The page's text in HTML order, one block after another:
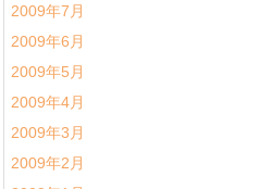
2009年7月
2009年6月
2009年5月
2009年4月
2009年3月
2009年2月